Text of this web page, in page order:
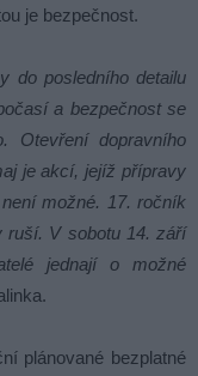
je bezpečnost.
do posledního detailu
a bezpečnost se
Otevření dopravního
je akcí, jejíž přípravy
možné. 17. ročník
ruší. V sobotu 14. září
jednají o možné
plánované bezplatné